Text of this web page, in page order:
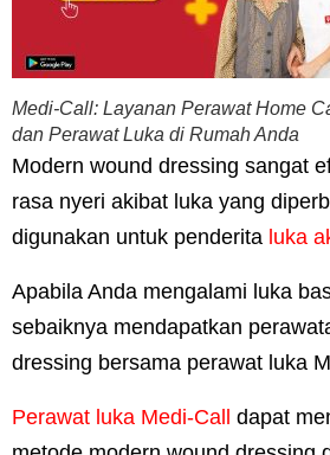
Medi-Call: Layanan Perawat Home
dan Perawat Luka di Rumah Anda
Modern wound dressing sangat
rasa nyeri akibat luka yang
digunakan untuk penderita luka
Apabila Anda mengalami luka
sebaiknya mendapatkan
dressing bersama perawat luka
Perawat luka Medi-Call
dapat